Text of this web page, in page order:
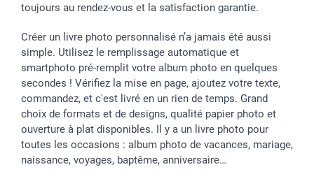
toujours au rendez-vous et la satisfaction garantie.
Créer un livre photo personnalisé n’a jamais été aussi
simple. Utilisez le remplissage automatique et
smartphoto pré-remplit votre album photo en quelques
secondes ! Vérifiez la mise en page, ajoutez votre texte,
commandez, et c'est livré en un rien de temps. Grand
choix de formats et de designs, qualité papier photo et
ouverture à plat disponibles. Il y a un livre photo pour
toutes les occasions : album photo de vacances, mariage,
naissance, voyages, baptême, anniversaire…